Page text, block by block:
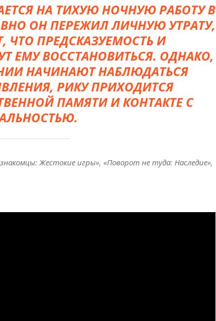
НА ТИХУЮ НОЧНУЮ РАБОТУ В
ОН ПЕРЕЖИЛ ЛИЧНУЮ УТРАТУ,
ЧТО ПРЕДСКАЗУЕМОСТЬ И
ЕМУ ВОССТАНОВИТЬСЯ. ОДНАКО,
НАЧИНАЮТ НАБЛЮДАТЬСЯ
РИКУ ПРИХОДИТСЯ
ПАМЯТИ И КОНТАКТЕ С
Жестокие игры», «Поворот не туда: Наследие»,